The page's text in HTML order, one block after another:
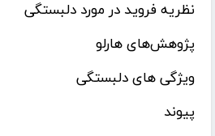
نظریه فروید در مورد دلبستگی
پژوهش‌های هارلو
ویژگی‌ های دلبستگی
پیوند